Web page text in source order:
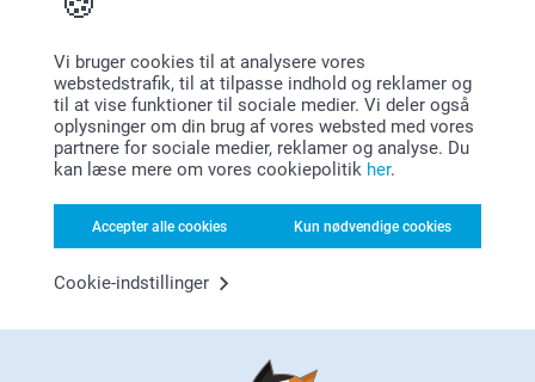
Vi bruger cookies til at analysere vores
webstedstrafik, til at tilpasse indhold og reklamer og
til at vise funktioner til sociale medier. Vi deler også
oplysninger om din brug af vores websted med vores
partnere for sociale medier, reklamer og analyse. Du
kan læse mere om vores cookiepolitik her.
Accepter alle cookies Kun nødvendige cookies
Cookie-indstillinger
Leder du efter inspiration?